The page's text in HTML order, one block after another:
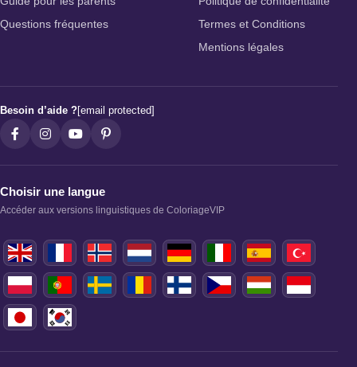
Questions fréquentes
Termes et Conditions
Mentions légales
Besoin d’aide ?[email protected]
Choisir une langue
Accéder aux versions linguistiques de ColoriageVIP